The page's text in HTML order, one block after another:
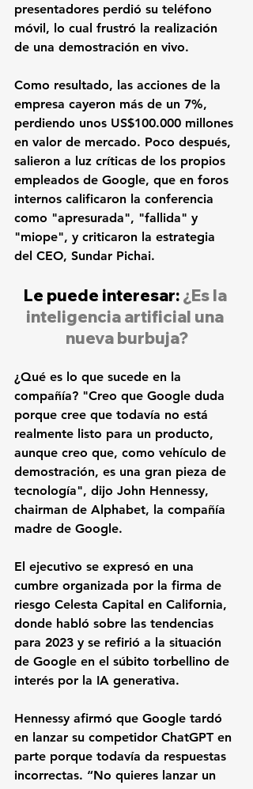
presentadores perdió su teléfono
móvil, lo cual frustró la realización
de una demostración en vivo.
Como resultado, las acciones de la
empresa cayeron más de un 7%,
perdiendo unos US$100.000 millones
en valor de mercado. Poco después,
salieron a luz críticas de los propios
empleados de Google, que en foros
internos calificaron la conferencia
como "apresurada", "fallida" y
"miope", y criticaron la estrategia
del CEO, Sundar Pichai.
Le puede interesar: ¿Es la
inteligencia artificial una
nueva burbuja?
¿Qué es lo que sucede en la
compañía? "Creo que Google duda
porque cree que todavía no está
realmente listo para un producto,
aunque creo que, como vehículo de
demostración, es una gran pieza de
tecnología", dijo John Hennessy,
chairman de Alphabet, la compañía
madre de Google.
El ejecutivo se expresó en una
cumbre organizada por la firma de
riesgo Celesta Capital en California,
donde habló sobre las tendencias
para 2023 y se refirió a la situación
de Google en el súbito torbellino de
interés por la IA generativa.
Hennessy afirmó que Google tardó
en lanzar su competidor ChatGPT en
parte porque todavía da respuestas
incorrectas. “No quieres lanzar un